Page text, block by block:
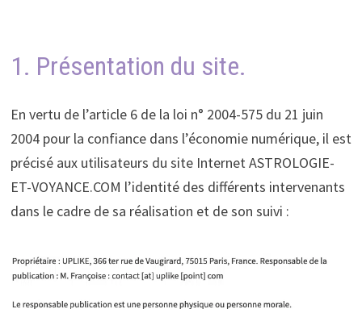
1. Présentation du site.
En vertu de l’article 6 de la loi n° 2004-575 du 21 juin
2004 pour la confiance dans l’économie numérique, il est
précisé aux utilisateurs du site Internet ASTROLOGIE-
ET-VOYANCE.COM l’identité des différents intervenants
dans le cadre de sa réalisation et de son suivi :